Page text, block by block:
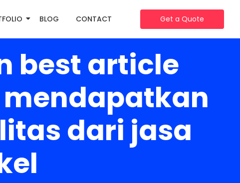
BLOG CONTACT Get a Quote
best article
mendapatkan
dari jasa